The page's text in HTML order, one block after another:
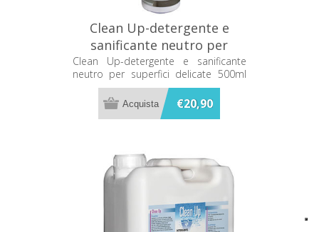
Clean Up-detergente e
sanificante neutro per
superfici delicate 500ml
Metacril 12000501
Clean Up-detergente e sanificante
neutro per superfici delicate 500ml
Metacril 12000501
€20,90